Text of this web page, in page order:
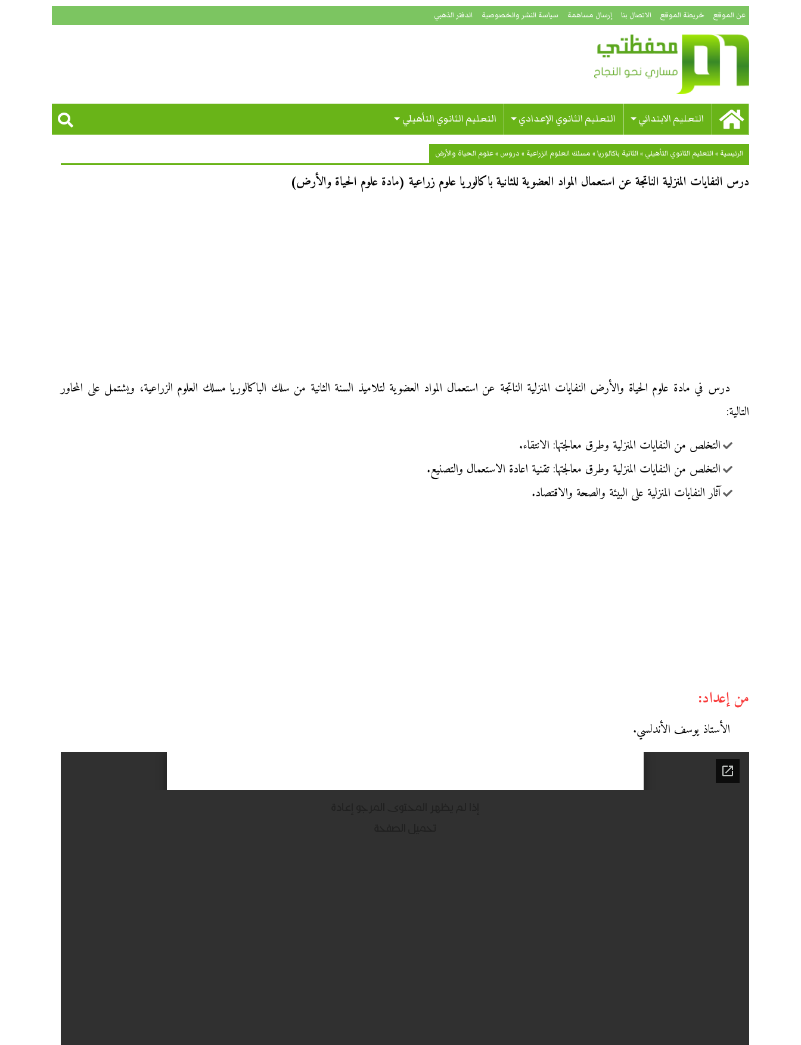
عن الموقع خريطة الموقع الاتصال بنا إرسال مساهمة سياسة النشر والخصوصية الدفتر الذهبي
التعليم الابتدائي التعليم الثانوي الإعدادي التعليم الثانوي التأهيلي
الرئيسية »التعليم الثانوي التأهيلي »الثانية باكالوريا» مسلك العلوم الزراعية » دروس »علوم الحياة والأرض
درس النفايات المنزلية الناتجة عن استعمال المواد العضوية للثانية باكالوريا علوم زراعية (مادة علوم الحياة والأرض)
درس في مادة علوم الحياة والأرض النفايات المنزلية الناتجة عن استعمال المواد العضوية لتلاميذ السنة الثانية من سلك الباكالوريا مسلك العلوم الزراعية، ويشتمل على المحاور
التالية:
التخلص من النفايات المنزلية وطرق معالجتها: الانتقاء.
التخلص من النفايات المنزلية وطرق معالجتها: تقنية اعادة الاستعمال والتصنيع.
آثار النفايات المنزلية على البيئة والصحة والاقتصاد.
من إعداد:
الأستاذ يوسف الأندلسي.